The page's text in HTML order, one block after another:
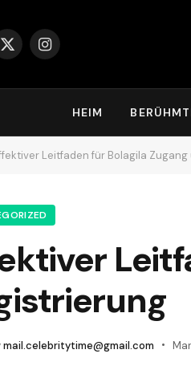
X
Instagram
HEIM
Leitfaden für Bolagila
mail.celebritytime@gmail.com